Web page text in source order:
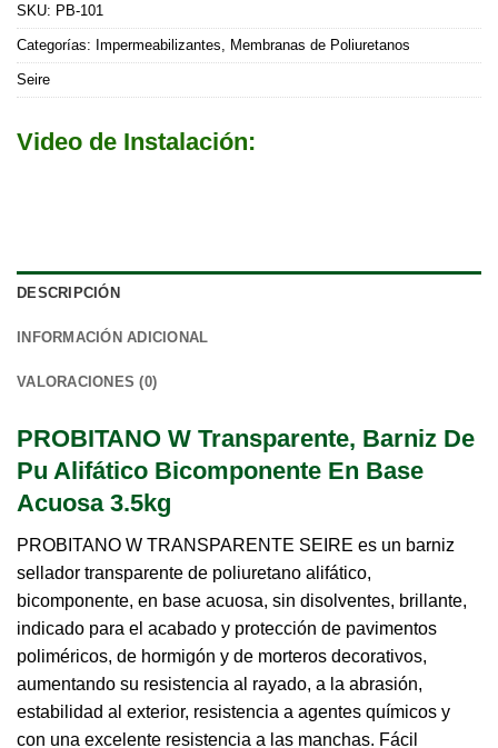
SKU: PB-101
Categorías: Impermeabilizantes Membranas de Poliuretanos
Seire
Video de Instalación:
DESCRIPCIÓN
INFORMACIÓN ADICIONAL
VALORACIONES (0)
PROBITANO W Transparente, Barniz De
Pu Alifático Bicomponente En Base
Acuosa 3.5kg
PROBITANO W TRANSPARENTE SEIRE es un barniz
sellador transparente de poliuretano alifático,
bicomponente, en base acuosa, sin disolventes, brillante,
indicado para el acabado y protección de pavimentos
poliméricos, de hormigón y de morteros decorativos,
aumentando su resistencia al rayado, a la abrasión,
estabilidad al exterior, resistencia a agentes químicos y
con una excelente resistencia a las manchas. Fácil